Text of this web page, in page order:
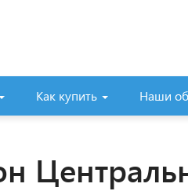
Как купить Наши